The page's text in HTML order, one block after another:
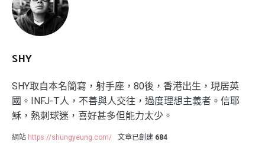
SHY
SHY取自本名簡寫，射手座，80後，香港出生，現居英
國。INFJ-T人，不善與人交往，過度理想主義者。信耶
穌，熱刺球迷，喜好甚多但能力太少。
網站 https://shungyeung.com/ 文章已創建 684